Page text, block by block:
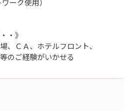
・》
、ＣＡ、ホテルフロント、
のご経験がいかせる